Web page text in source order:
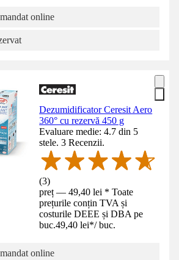
online
Dezumidificator Ceresit Aero
360° cu rezervă 450 g
Evaluare medie: 4.7 din 5
stele. 3 Recenzii.
(3)
preț — 49,40 lei * Toate
prețurile conțin TVA și
costurile DEEE și DBA pe
buc.49,40 lei*/ buc.
online